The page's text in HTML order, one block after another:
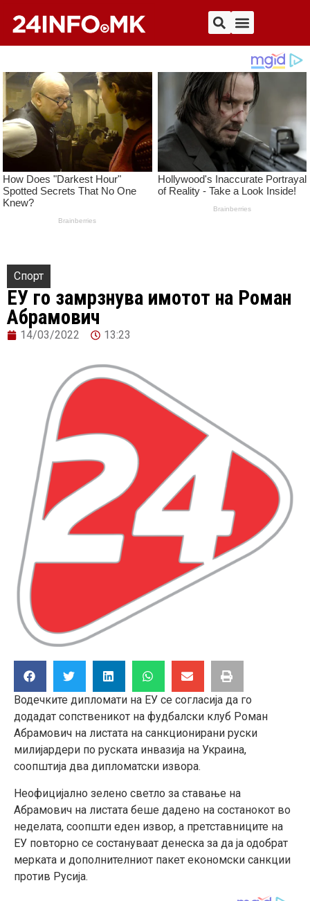
Спорт
ЕУ го замрзнува имотот на Роман
Абрамович
14/03/2022 13:23
Водечките дипломати на ЕУ се согласија да го
додадат сопственикот на фудбалски клуб Роман
Абрамович на листата на санкционирани руски
милијардери по руската инвазија на Украина,
соопштија два дипломатски извора.
Неофицијално зелено светло за ставање на
Абрамович на листата беше дадено на состанокот во
неделата, соопшти еден извор, а претставниците на
ЕУ повторно се состануваат денеска за да ја одобрат
мерката и дополнителниот пакет економски санкции
против Русија.